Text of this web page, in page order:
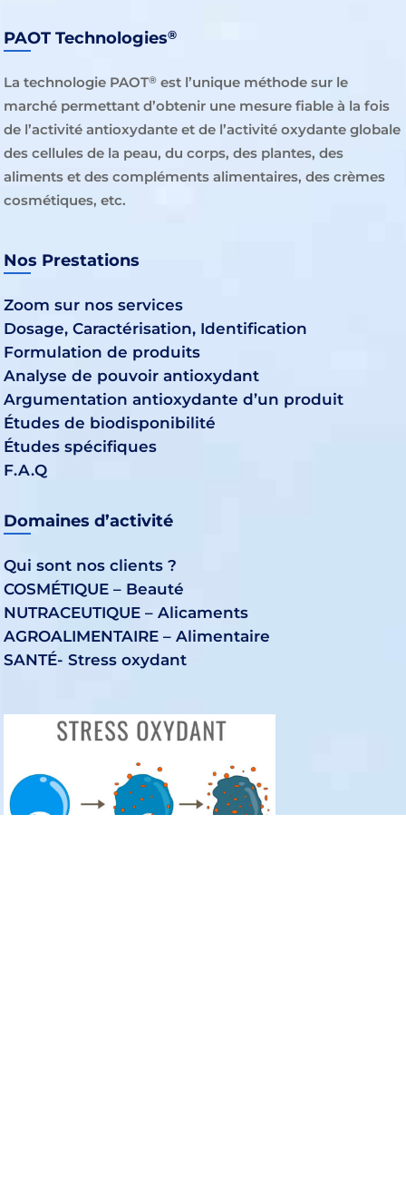
PAOT Technologies®
La technologie PAOT® est l’unique méthode sur le
marché permettant d’obtenir une mesure fiable à la fois
de l’activité antioxydante et de l’activité oxydante globale
des cellules de la peau, du corps, des plantes, des
aliments et des compléments alimentaires, des crèmes
cosmétiques, etc.
Nos Prestations
Zoom sur nos services
Dosage, Caractérisation, Identification
Formulation de produits
Analyse de pouvoir antioxydant
Argumentation antioxydante d’un produit
Études de biodisponibilité
Études spécifiques
F.A.Q
Domaines d’activité
Qui sont nos clients ?
COSMÉTIQUE – Beauté
NUTRACEUTIQUE – Alicaments
AGROALIMENTAIRE – Alimentaire
SANTÉ- Stress oxydant